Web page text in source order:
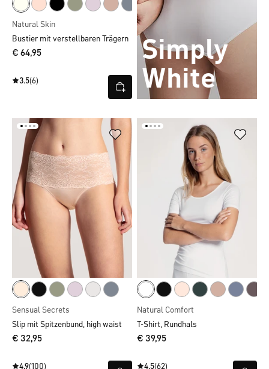
Natural Skin
Bustier mit verstellbaren Trägern
€ 64,95
3.5(6)
Simply
White
Sensual Secrets
Slip mit Spitzenbund, high waist
€ 32,95
4.9(100)
Natural Comfort
T-Shirt, Rundhals
€ 39,95
4.5(62)